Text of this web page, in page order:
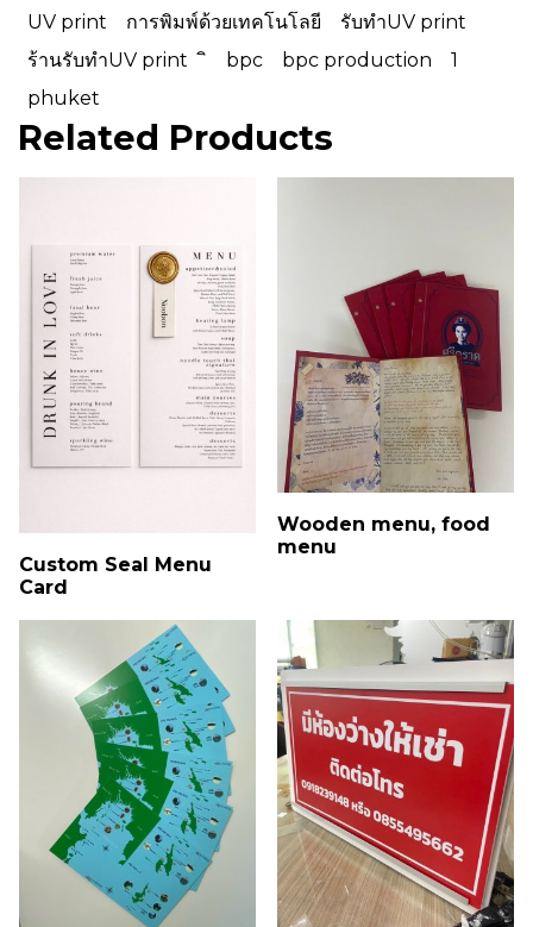
UV print การพิมพ์ด้วยเทคโนโลยี
รับทำUV print
ร้านรับทำUV print
bpc bpc production
1
phuket
Related Products
Custom Seal Menu
Card
Wooden menu, food
menu